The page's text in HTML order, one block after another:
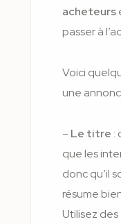
acheteurs
passer à
Voici
une
– Le titre :
que les
donc qu’il
résume
Utilisez des